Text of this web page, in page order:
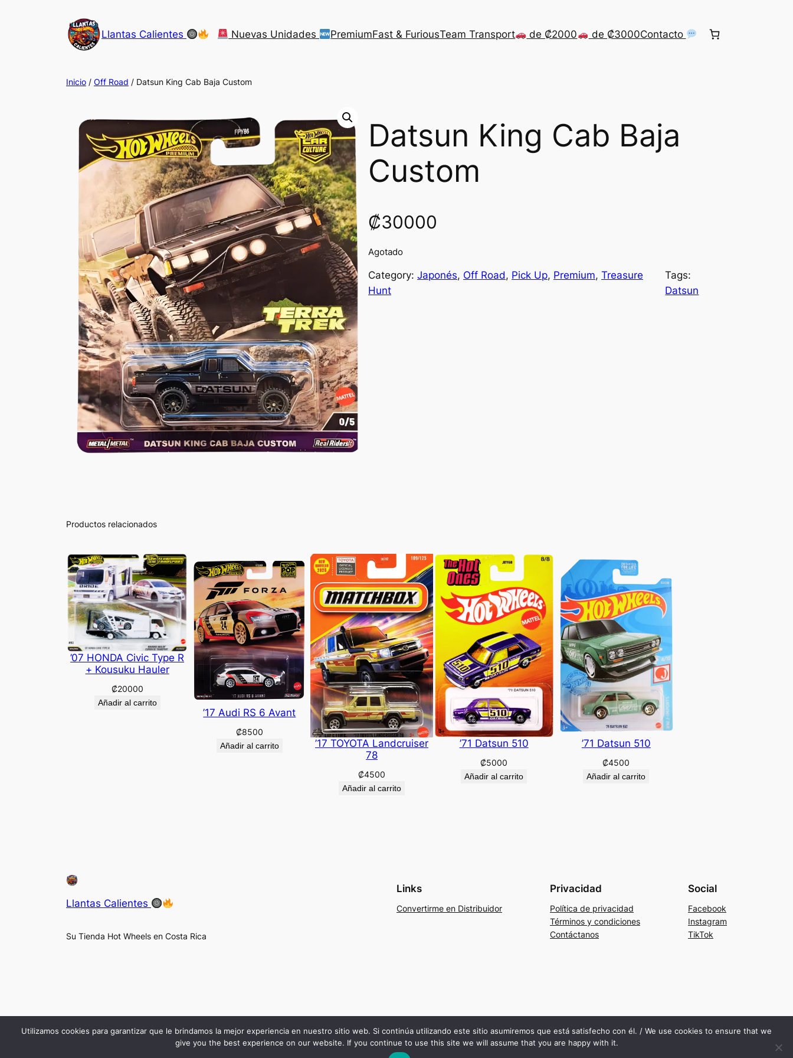
Llantas Calientes Nuevas Unidades PremiumFast & FuriousTeam Transport de ₡2000 de ₡3000Contacto
Inicio / Off Road / Datsun King Cab Baja Custom
Datsun King Cab Baja
Custom
₡30000
Agotado
Category: Japonés, Off Road, Pick Up, Premium, Treasure
Hunt
Tags:
Datsun
Productos relacionados
’07 HONDA Civic Type R
+ Kousuku Hauler
₡20000
Añadir al carrito
’17 Audi RS 6 Avant
₡8500
Añadir al carrito
’17 TOYOTA Landcruiser
78
₡4500
Añadir al carrito
’71 Datsun 510
₡5000
Añadir al carrito
’71 Datsun 510
₡4500
Añadir al carrito
Llantas Calientes
Su Tienda Hot Wheels en Costa Rica
Links
Convertirme en Distribuidor
Privacidad
Política de privacidad
Términos y condiciones
Contáctanos
Social
Facebook
Instagram
TikTok
Utilizamos cookies para garantizar que le brindamos la mejor experiencia en nuestro sitio web. Si continúa utilizando este sitio asumiremos que está satisfecho con él. / We use cookies to ensure that we
give you the best experience on our website. If you continue to use this site we will assume that you are happy with it.